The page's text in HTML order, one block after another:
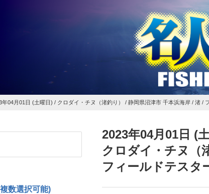
年04月01日 (土曜日) / クロダイ・チヌ（渚釣り） / 静岡県沼津市 千本浜海岸 / 渚 /
数選択可能)
2023年04月01日 (
クロダイ・チヌ（
フィールドテスタ